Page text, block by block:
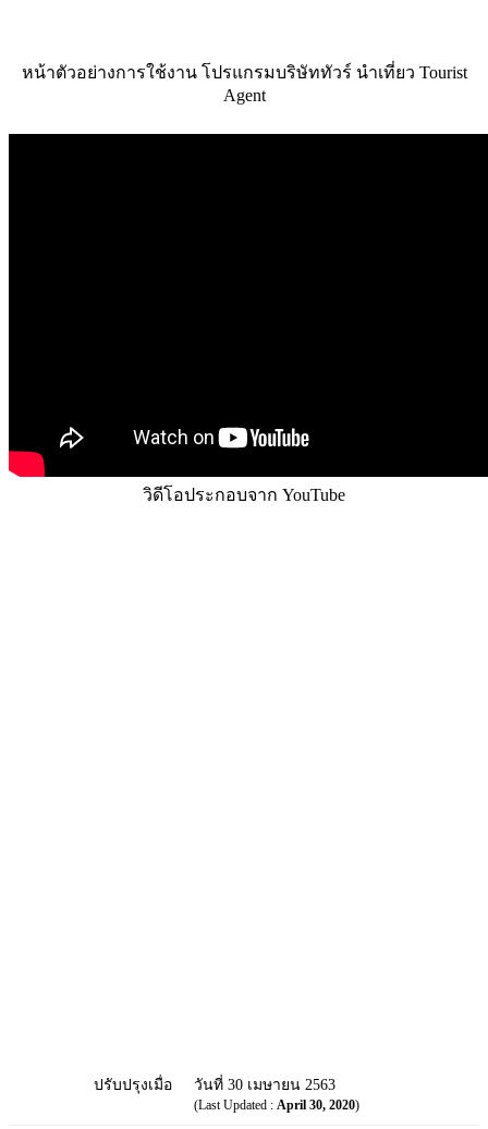
หน้าตัวอย่างการใช้งาน โปรแกรมบริษัททัวร์ นำเที่ยว Tourist
Agent
วิดีโอประกอบจาก YouTube
ปรับปรุงเมื่อ วันที่ 30 เมษายน 2563
(Last Updated : April 30, 2020)